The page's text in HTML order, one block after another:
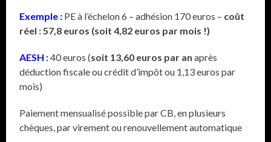
Exemple : PE à l’échelon 6 – adhésion 170 euros – coût
réel : 57,8 euros (soit 4,82 euros par mois !)
AESH :40 euros (soit 13,60 euros par anaprès
déduction fiscale ou crédit d’impôt ou 1,13 euros par
mois)
Paiement mensualisé possible par CB, en plusieurs
chèques, par virement ou renouvellement automatique